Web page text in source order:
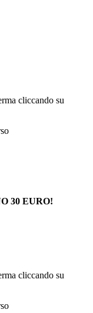
cliccando su
30 EURO!
cliccando su